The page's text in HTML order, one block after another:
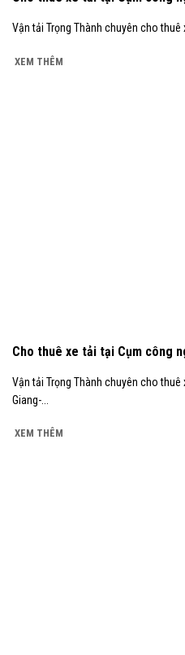
Vận tải Trọng Thành chuyên cho
XEM THÊM
Cho thuê xe tải tại Cụm công
Vận tải Trọng Thành chuyên cho
Giang-...
XEM THÊM